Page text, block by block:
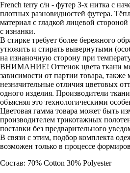
French terry с/н - футер 3-х нитка с
плотных разновидностей футера.
материал с гладкой лицевой
с изнанки.
В стирке требует более бережного
утюжить и стирать вывернутыми
на изнаночную сторону при
ВНИМАНИЕ! Оттенок цвета ткани
зависимости от партии товара, также
незначительные отличия цветовых
одного изделия. Производители
объясняя это технологическими
Цветовая гамма товара может быть
производителем трикотажных
поставки без предварительного
В связи с этим, подбор комплекта
возможен только в процессе
Состав: 70% Cotton 30% Polyester